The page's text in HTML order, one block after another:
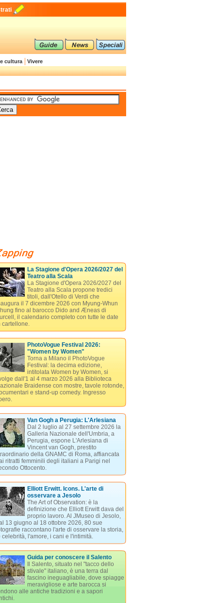
cultura Vivere
La Stagione d'Opera 2026/2027 del
Teatro alla Scala
La Stagione d'Opera 2026/2027 del
Teatro alla Scala propone tredici
titoli, dall'Otello di Verdi che
il 7 dicembre 2026 con Myung-Whun
fino al barocco Dido and Æneas di
il calendario completo con tutte le date
cartellone.
PhotoVogue Festival 2026:
"Women by Women"
Torna a Milano il PhotoVogue
Festival: la decima edizione,
intitolata Women by Women, si
dall'1 al 4 marzo 2026 alla Biblioteca
Braidense con mostre, tavole rotonde,
e stand-up comedy. Ingresso
Van Gogh a Perugia: L'Arlesiana
Dal 2 luglio al 27 settembre 2026 la
Galleria Nazionale dell'Umbria, a
Perugia, espone L'Arlesiana di
Vincent van Gogh, prestito
della GNAMC di Roma, affiancata
ritratti femminili degli italiani a Parigi nel
Ottocento.
Elliott Erwitt. Icons. L'arte di
osservare a Jesolo
The Art of Observation: è la
definizione che Elliott Erwitt dava del
proprio lavoro. Al JMuseo di Jesolo,
13 giugno al 18 ottobre 2026, 80 sue
raccontano l'arte di osservare la storia,
celebrità, l'amore, i cani e l'intimità.
Guida per conoscere il Salento
Il Salento, situato nel "tacco dello
stivale" italiano, è una terra dal
fascino ineguagliabile, dove spiagge
meravigliose e arte barocca si
alle antiche tradizioni e a sapori